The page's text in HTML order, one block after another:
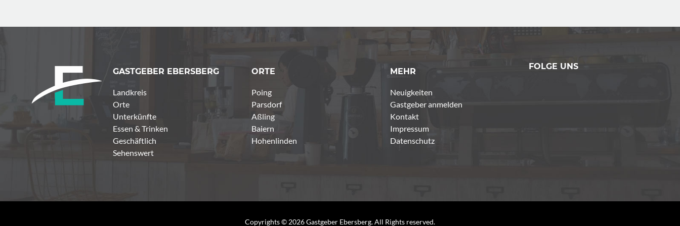
GASTGEBER EBERSBERG
Landkreis
Orte
Unterkünfte
Essen & Trinken
Geschäftlich
Sehenswert
ORTE
Poing
Parsdorf
Aßling
Baiern
Hohenlinden
MEHR
Neuigkeiten
Gastgeber anmelden
Kontakt
Impressum
Datenschutz
FOLGE UNS
Copyrights © 2026 Gastgeber Ebersberg. All Rights reserved.